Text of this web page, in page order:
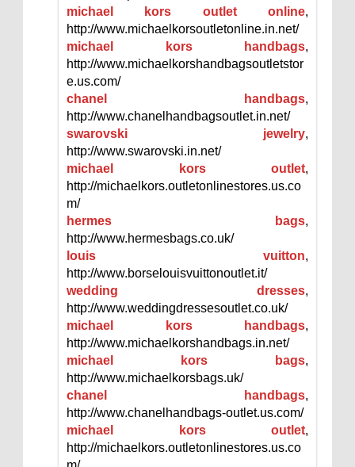
michael kors outlet online,
http://www.michaelkorsoutletonline.in.net/
michael kors handbags,
http://www.michaelkorshandbagsoutletstor
e.us.com/
chanel handbags,
http://www.chanelhandbagsoutlet.in.net/
swarovski jewelry,
http://www.swarovski.in.net/
michael kors outlet,
http://michaelkors.outletonlinestores.us.co
m/
hermes bags,
http://www.hermesbags.co.uk/
louis vuitton,
http://www.borselouisvuittonoutlet.it/
wedding dresses,
http://www.weddingdressesoutlet.co.uk/
michael kors handbags,
http://www.michaelkorshandbags.in.net/
michael kors bags,
http://www.michaelkorsbags.uk/
chanel handbags,
http://www.chanelhandbags-outlet.us.com/
michael kors outlet,
http://michaelkors.outletonlinestores.us.co